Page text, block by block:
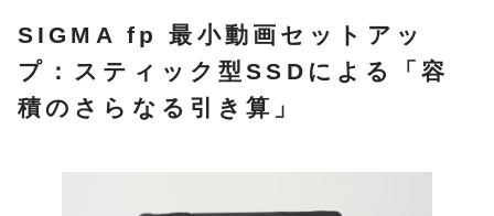
SIGMA fp 最小動画セットアッ
プ：スティック型SSDによる「容
積のさらなる引き算」